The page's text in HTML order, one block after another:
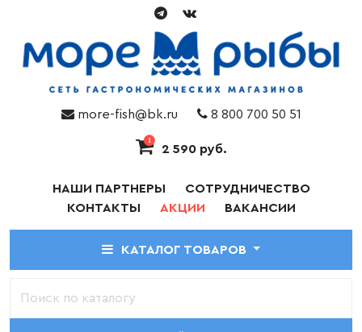
more-fish@bk.ru 8 800 700 50 51
1
2 590 руб.
НАШИ ПАРТНЕРЫ
СОТРУДНИЧЕСТВО
КОНТАКТЫ
АКЦИИ ВАКАНСИИ
КАТАЛОГ ТОВАРОВ